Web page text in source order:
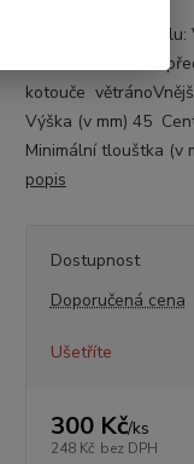
Informace o
Montovací strana:
kotouče
Výška (v mm) 45
Minimální tlouštka (v
popis
Dostupnost
Doporučená cena
Ušetříte
300 Kč/ks
248 Kč bez DPH